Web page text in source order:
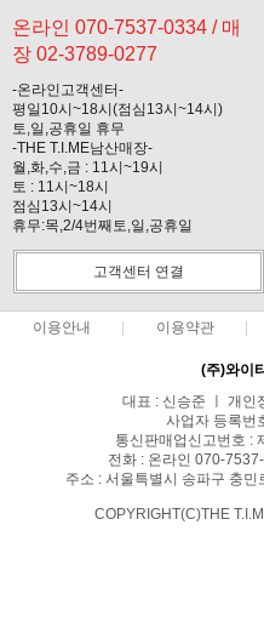
온라인 070-7537-0334 / 매
장 02-3789-0277
-온라인고객센터-
평일10시~18시(점심13시~14시)
토,일,공휴일 휴무
-THE T.I.ME남산매장-
월,화,수,금 : 11시~19시
토 : 11시~18시
점심13시~14시
휴무:목,2/4번째토,일,공휴일
고객센터 연결
이용안내 이용약관
(주)와이
대표 : 신승준 ㅣ 개인
사업자 등록번
통신판매업신고번호 :
전화 : 온라인 070-
주소 : 서울특별시 송파구 충
COPYRIGHT(C)THE